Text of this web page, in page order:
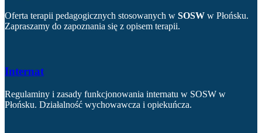
Oferta terapii pedagogicznych stosowanych w SOSW w Płońsku.
Zapraszamy do zapoznania się z opisem terapii.
Internat
Regulaminy i zasady funkcjonowania internatu w SOSW w
Płońsku. Działalność wychowawcza i opiekuńcza.